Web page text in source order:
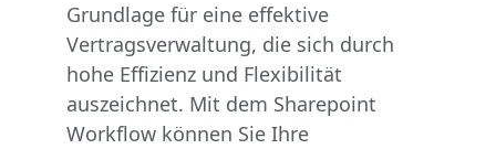
Grundlage für eine effektive
Vertragsverwaltung, die sich durch
hohe Effizienz und Flexibilität
auszeichnet. Mit dem Sharepoint
Workflow können Sie Ihre